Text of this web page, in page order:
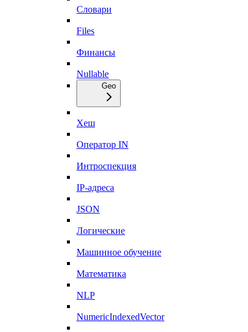
Словари
Files
Финансы
Nullable
Geo
Хеш
Оператор IN
Интроспекция
IP-адреса
JSON
Логические
Машинное обучение
Математика
NLP
NumericIndexedVector